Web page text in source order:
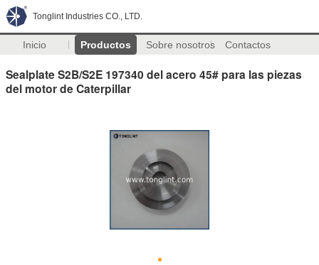
Tonglint Industries CO., LTD.
Inicio Productos Sobre nosotros Contactos
Sealplate S2B/S2E 197340 del acero 45# para las piezas
del motor de Caterpillar